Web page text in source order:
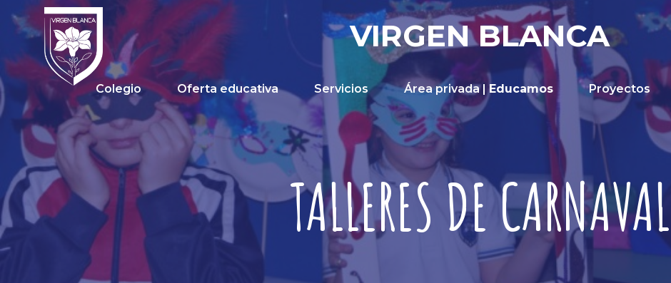
VIRGEN BLANCA
Colegio Oferta educativa Servicios Área privada |Educamos Proyectos
TALLERES DE CARNAVAL